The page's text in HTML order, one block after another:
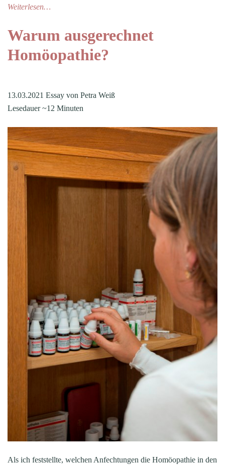
Weiterlesen…
Warum ausgerechnet
Homöopathie?
13.03.2021 Essay von Petra Weiß
Lesedauer ~12 Minuten
Als ich feststellte, welchen Anfechtungen die Homöopathie in den